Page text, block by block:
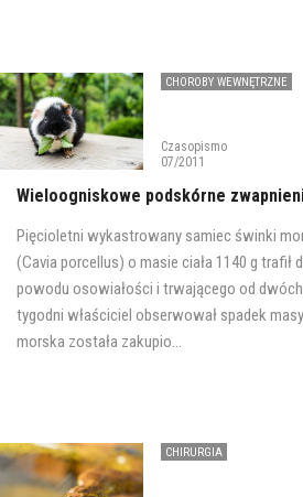
CHOROBY WEWNĘTRZNE
Czasopismo
07/2011
Wieloogniskowe podskórne
Pięcioletni wykastrowany samiec świnki
(Cavia porcellus) o masie ciała 1140 g trafił
powodu osowiałości i trwającego od
tygodni właściciel obserwował spadek
morska została zakupio...
CHIRURGIA